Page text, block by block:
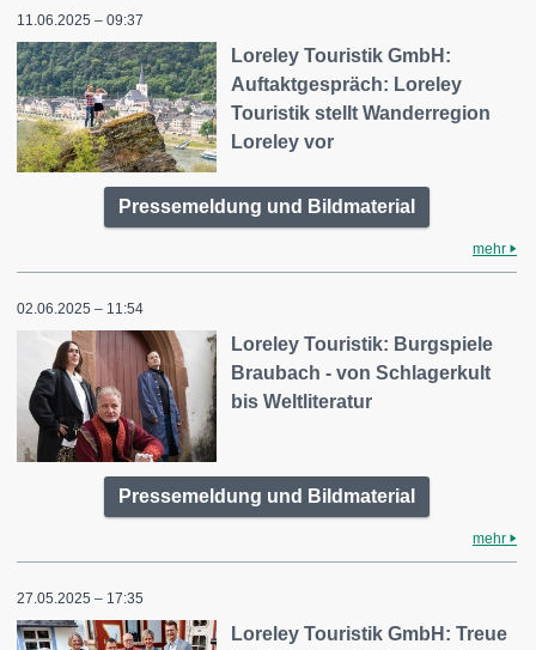
11.06.2025 – 09:37
Loreley Touristik GmbH:
Auftaktgespräch: Loreley
Touristik stellt Wanderregion
Loreley vor
Pressemeldung und Bildmaterial
mehr
02.06.2025 – 11:54
Loreley Touristik: Burgspiele
Braubach - von Schlagerkult
bis Weltliteratur
Pressemeldung und Bildmaterial
mehr
27.05.2025 – 17:35
Loreley Touristik GmbH: Treue